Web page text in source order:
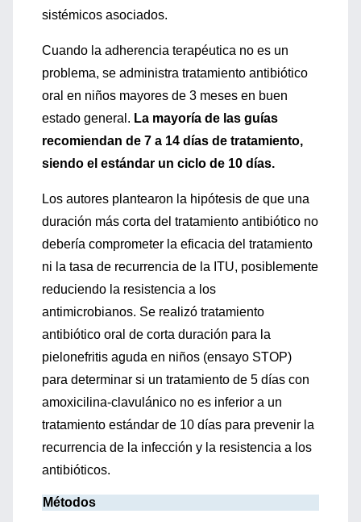
sistémicos asociados.
Cuando la adherencia terapéutica no es un
problema, se administra tratamiento antibiótico
oral en niños mayores de 3 meses en buen
estado general. La mayoría de las guías
recomiendan de 7 a 14 días de tratamiento,
siendo el estándar un ciclo de 10 días.
Los autores plantearon la hipótesis de que una
duración más corta del tratamiento antibiótico no
debería comprometer la eficacia del tratamiento
ni la tasa de recurrencia de la ITU, posiblemente
reduciendo la resistencia a los
antimicrobianos. Se realizó tratamiento
antibiótico oral de corta duración para la
pielonefritis aguda en niños (ensayo STOP)
para determinar si un tratamiento de 5 días con
amoxicilina-clavulánico no es inferior a un
tratamiento estándar de 10 días para prevenir la
recurrencia de la infección y la resistencia a los
antibióticos.
Métodos